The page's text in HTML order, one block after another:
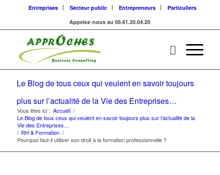
Entreprises Secteur public Entrepreneurs
Particuliers
Appelez-nous au 05.61.20.04.20
Le Blog de tous ceux qui veulent en savoir toujours
plus sur l’actualité de la Vie des Entreprises…
Vous êtes ici : Accueil /
Le Blog de tous ceux qui veulent en savoir toujours plus sur l’actualité de la
Vie des Entreprises…
/ RH & Formation /
Pourquoi faut-il utiliser son droit à la formation professionnelle ?